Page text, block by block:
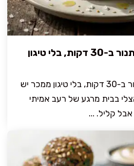
כרובית לביבות בתנור ב-30 דקות, בלי טיגון
כרובית לביבות בתנור ב-30 דקות, בלי טיגון ממכר יש
בבית מרגע של רעב אמיתי
אבל קליל. ...